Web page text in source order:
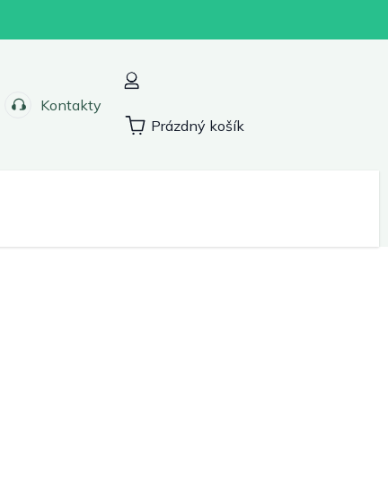
Kontakty
Nákupní
Prázdný košík